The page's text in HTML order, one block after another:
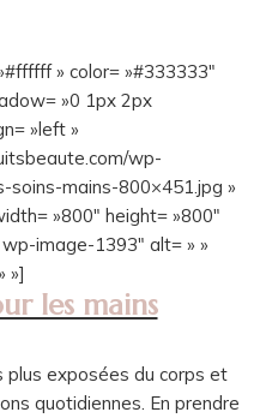
» color= »#333333″
»0 1px 2px
»left »
wp-
mains-800×451.jpg »
»800″ height= »800″
image-1393″ alt= » »
»]
les mains
plus exposées du corps et
quotidiennes. En prendre